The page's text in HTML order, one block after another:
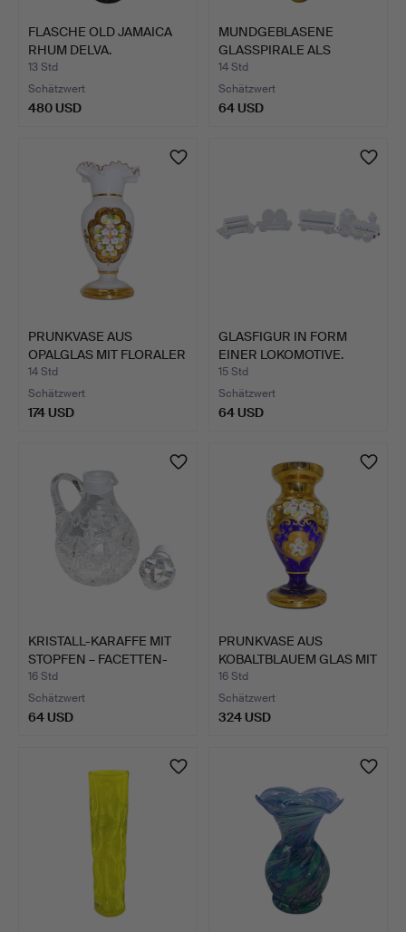
FLASCHE OLD JAMAICA
RHUM DELVA.
13 Std
Schätzwert
480 USD
MUNDGEBLASENE
GLASSPIRALE ALS
GARTENDEKORA…
14 Std
Schätzwert
64 USD
PRUNKVASE AUS
OPALGLAS MIT FLORALER
HANDBE…
14 Std
Schätzwert
174 USD
GLASFIGUR IN FORM
EINER LOKOMOTIVE.
15 Std
Schätzwert
64 USD
KRISTALL-KARAFFE MIT
STOPFEN – FACETTEN-
U…
16 Std
Schätzwert
64 USD
PRUNKVASE AUS
KOBALTBLAUEM GLAS MIT
REICHE…
16 Std
Schätzwert
324 USD